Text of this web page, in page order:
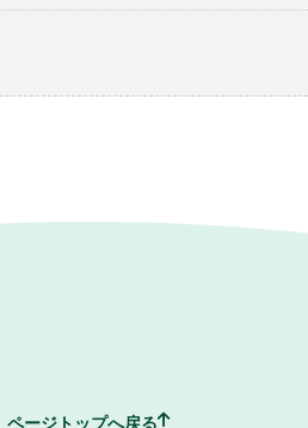
ページトップへ戻る